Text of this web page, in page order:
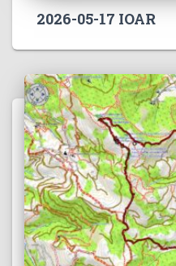
2026-05-17 IOAR